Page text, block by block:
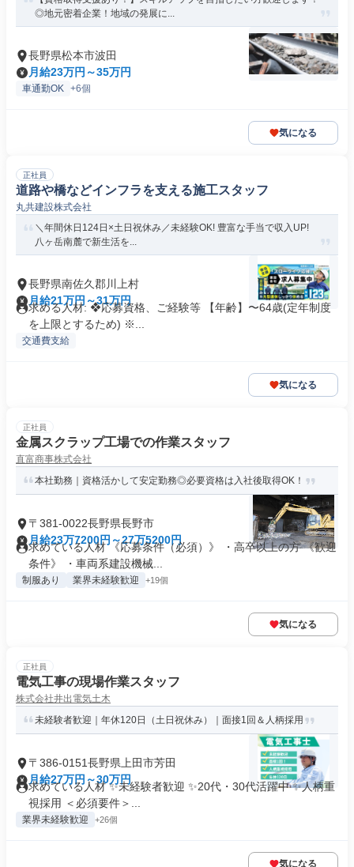
◎地元密着企業！地域の発展に...
長野県松本市波田
月給23万円～35万円
車通勤OK +6個
気になる
正社員
道路や橋などインフラを支える施工スタッフ
丸共建設株式会社
＼年間休日124日×土日祝休み／未経験OK! 豊富な手当で収入UP!
八ヶ岳南麓で新生活を...
長野県南佐久郡川上村
月給21万円～31万円
求める人材: ❖応募資格、ご経験等 【年齢】〜64歳(定年制度
を上限とするため) ※...
交通費支給
気になる
正社員
金属スクラップ工場での作業スタッフ
直富商事株式会社
本社勤務｜資格活かして安定勤務◎必要資格は入社後取得OK！
〒381-0022長野県長野市
月給23万7200円～27万5200円
求めている人材 《応募条件（必須）》 ・高卒以上の方 《歓迎
条件》 ・車両系建設機械...
制服あり 業界未経験歓迎 +19個
気になる
正社員
電気工事の現場作業スタッフ
株式会社井出電気土木
未経験者歓迎｜年休120日（土日祝休み）｜面接1回＆人柄採用
〒386-0151長野県上田市芳田
月給27万円～30万円
求めている人材 ✨未経験者歓迎 ✨20代・30代活躍中 ✨人柄重
視採用 ＜必須要件＞...
業界未経験歓迎 +26個
気になる